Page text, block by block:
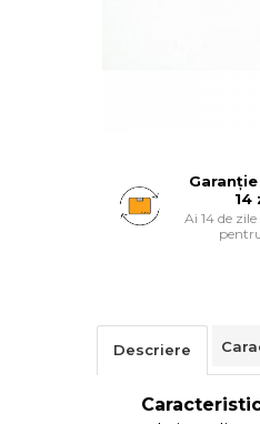
Sisteme de Supraveghere &
14
Ai 14 de
Descriere